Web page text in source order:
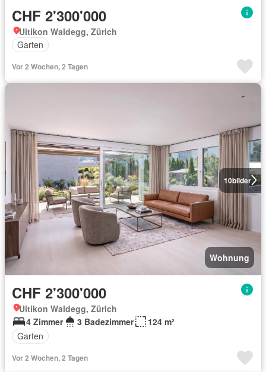
CHF 2'300'000
Uitikon Waldegg, Zürich
Garten
Vor 2 Wochen, 2 Tagen
10bilder
Wohnung
CHF 2'300'000
Uitikon Waldegg, Zürich
4 Zimmer
3 Badezimmer
124 m²
Garten
Vor 2 Wochen, 2 Tagen